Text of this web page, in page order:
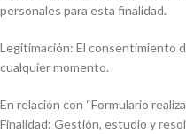
personales para esta finalidad.
Legitimación: El consentimiento
cualquier momento.
En relación con “Formulario
Finalidad: Gestión, estudio y